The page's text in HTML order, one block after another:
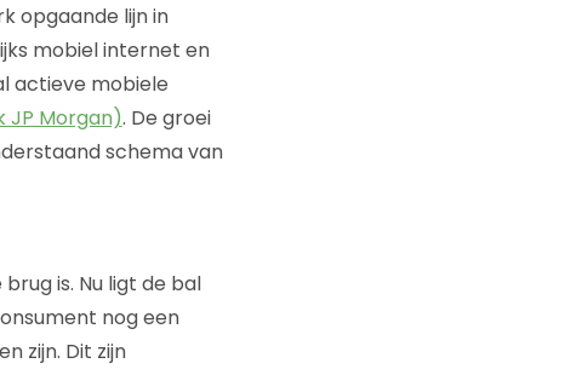
opgaande lijn in
mobiel internet en
actieve mobiele
JP Morgan). De groei
schema van
is. Nu ligt de bal
nog een
zijn. Dit zijn